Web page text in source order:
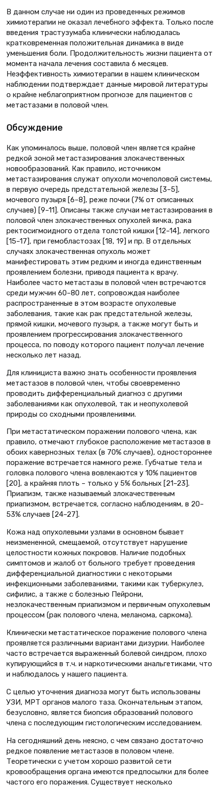
В данном случае ни один из проведенных режимов
химиотерапии не оказал лечебного эффекта. Только после
введения трастузумаба клинически наблюдалась
кратковременная положительная динамика в виде
уменьшения боли. Продолжительность жизни пациента от
момента начала лечения составила 6 месяцев.
Неэффективность химиотерапии в нашем клиническом
наблюдении подтверждает данные мировой литературы
о крайне неблагоприятном прогнозе для пациентов с
метастазами в половой член.
Обсуждение
Как упоминалось выше, половой член является крайне
редкой зоной метастазирования злокачественных
новообразований. Как правило, источником
метастазирования служат опухоли мочеполовой системы,
в первую очередь предстательной железы [3–5],
мочевого пузыря [6–8], реже почки (7% от описанных
случаев) [9–11]. Описаны также случаи метастазирования в
половой член злокачественных опухолей яичка, рака
ректосигмоидного отдела толстой кишки [12–14], легкого
[15–17], при гемобластозах [18, 19] и пр. В отдельных
случаях злокачественная опухоль может
манифестировать этим редким и иногда единственным
проявлением болезни, приводя пациента к врачу.
Наиболее часто метастазы в половой член встречаются
среди мужчин 60–80 лет, сопровождая наиболее
распространенные в этом возрасте опухолевые
заболевания, такие как рак предстательной железы,
прямой кишки, мочевого пузыря, а также могут быть и
проявлением прогрессирования злокачественного
процесса, по поводу которого пациент получал лечение
несколько лет назад.
Для клинициста важно знать особенности проявления
метастазов в половой член, чтобы своевременно
проводить дифференциальный диагноз с другими
заболеваниями как опухолевой, так и неопухолевой
природы со сходными проявлениями.
При метастатическом поражении полового члена, как
правило, отмечают глубокое расположение метастазов в
обоих кавернозных телах (в 70% случаев), одностороннее
поражение встречается намного реже. Губчатые тела и
головка полового члена вовлекаются у 10% пациентов
[20], а крайняя плоть – только у 5% больных [21–23].
Приапизм, также называемый злокачественным
приапизмом, встречается, согласно наблюдениям, в 20–
53% случаев [24–27].
Кожа над опухолевыми узлами в основном бывает
неизмененной, смещаемой, отсутствует нарушение
целостности кожных покровов. Наличие подобных
симптомов и жалоб от больного требует проведения
дифференциальной диагностики с некоторыми
инфекционными заболеваниями, такими как туберкулез,
сифилис, а также с болезнью Пейрони,
незлокачественным приапизмом и первичным опухолевым
процессом (рак полового члена, меланома, саркома).
Клинически метастатическое поражение полового члена
проявляется различными вариантами дизурии. Наиболее
часто встречается выраженный болевой синдром, плохо
купирующийся в т.ч. и наркотическими анальгетиками, что
и наблюдалось у нашего пациента.
С целью уточнения диагноза могут быть использованы
УЗИ, МРТ органов малого таза. Окончательным этапом,
безусловно, является биопсия образований полового
члена с последующим гистологическим исследованием.
На сегодняшний день неясно, с чем связано достаточно
редкое появление метастазов в половом члене.
Теоретически с учетом хорошо развитой сети
кровообращения органа имеются предпосылки для более
частого его поражения. Существует несколько